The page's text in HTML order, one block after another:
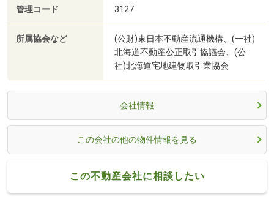
管理コード 3127
所属協会など
(公財)東日本不動産流通機構、(一社)
北海道不動産公正取引協議会、(公
社)北海道宅地建物取引業協会
会社情報
この会社の他の物件情報を見る
この不動産会社に相談したい